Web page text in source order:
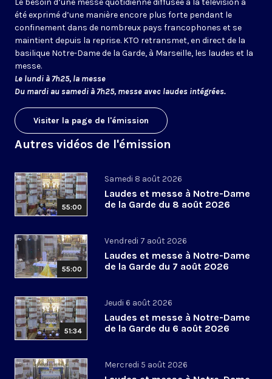
Le besoin d’une messe quotidienne diffusée à la télévision a
été exprimé d’une manière encore plus forte pendant le
confinement dans de nombreux pays francophones et se
maintient depuis la reprise. KTO retransmet, en direct de la
basilique Notre-Dame de la Garde, à Marseille, les laudes et la
messe.
Le lundi à 7h25, la messe
Du mardi au samedi à 7h25, messe avec laudes intégrées.
Visiter la page de l'émission
Autres vidéos de l'émission
55:00
Samedi 8 août 2026
Laudes et messe à Notre-Dame
de la Garde du 8 août 2026
55:00
Vendredi 7 août 2026
Laudes et messe à Notre-Dame
de la Garde du 7 août 2026
51:34
Jeudi 6 août 2026
Laudes et messe à Notre-Dame
de la Garde du 6 août 2026
Mercredi 5 août 2026